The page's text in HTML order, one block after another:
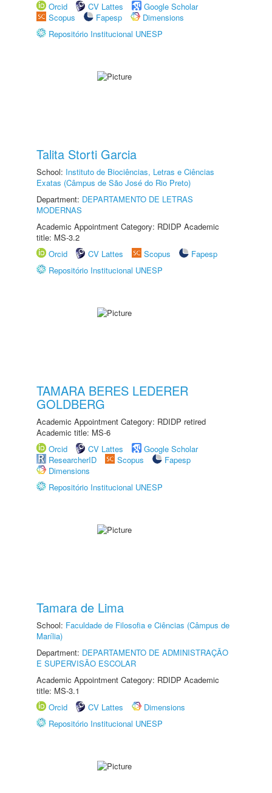
Orcid
CV Lattes
Google Scholar
Scopus
Fapesp
Dimensions
Repositório Institucional UNESP
Talita Storti Garcia
School: Instituto de Biociências, Letras e Ciências
Exatas (Câmpus de São José do Rio Preto)
Department: DEPARTAMENTO DE LETRAS
MODERNAS
Academic Appointment Category: RDIDP Academic
title: MS-3.2
Orcid
CV Lattes Scopus
Fapesp
Repositório Institucional UNESP
TAMARA BERES LEDERER
GOLDBERG
Academic Appointment Category: RDIDP retired
Academic title: MS-6
Orcid
CV Lattes
Google Scholar
ResearcherID
Scopus
Fapesp
Dimensions
Repositório Institucional UNESP
Tamara de Lima
School: Faculdade de Filosofia e Ciências (Câmpus de
Marília)
Department: DEPARTAMENTO DE ADMINISTRAÇÃO
E SUPERVISÃO ESCOLAR
Academic Appointment Category: RDIDP Academic
title: MS-3.1
Orcid
CV Lattes
Dimensions
Repositório Institucional UNESP